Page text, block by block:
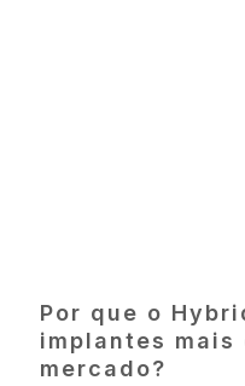
Por que o
implantes
mercado?